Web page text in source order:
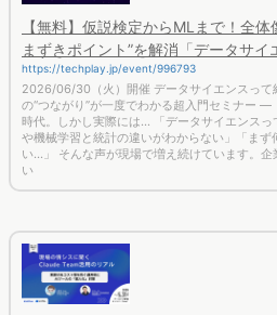
まずきポイント”を解消「データサイ
https://techplay.jp/event/996793
2026/06/30（火）開催 データサイエンスって
の“つながり”が一度でわかる超入門セミナー
時代。しかし実際には… 「データサイエンスっ
や機械学習と統計の違いがわからない」「まず
い…」 そんな声が現場で増え続けています。企
い